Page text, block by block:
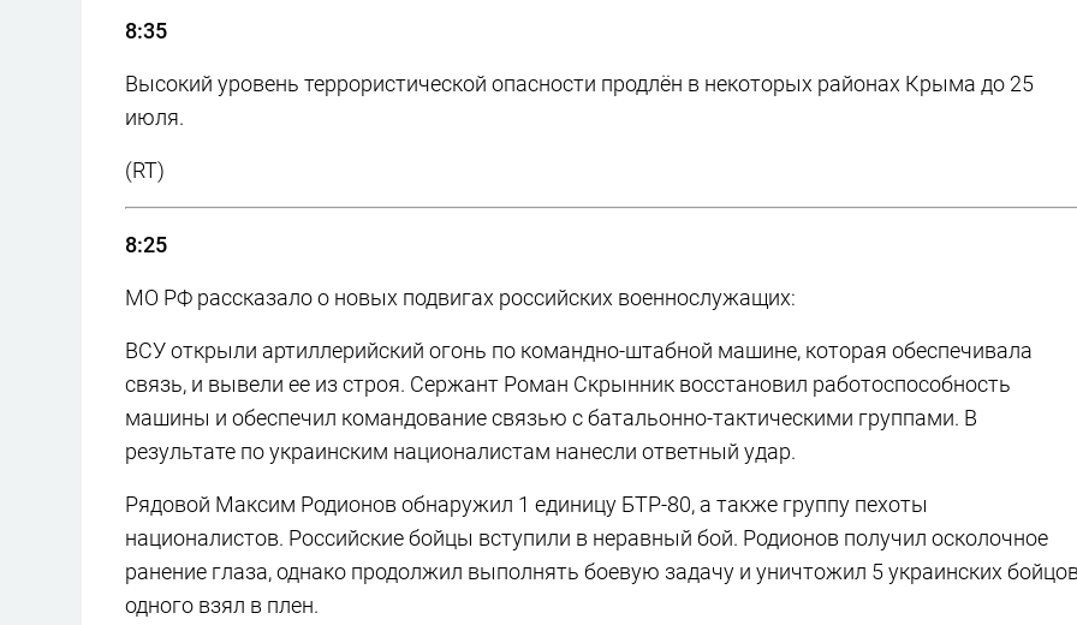
8:35
Высокий уровень террористической опасности продлён в некоторых районах Крыма до 25
июля.
(RT)
8:25
МО РФ рассказало о новых подвигах российских военнослужащих:
ВСУ открыли артиллерийский огонь по командно-штабной машине, которая обеспечивала
связь, и вывели ее из строя. Сержант Роман Скрынник восстановил работоспособность
машины и обеспечил командование связью с батальонно-тактическими группами. В
результате по украинским националистам нанесли ответный удар.
Рядовой Максим Родионов обнаружил 1 единицу БТР-80, а также группу пехоты
националистов. Российские бойцы вступили в неравный бой. Родионов получил осколочное
ранение глаза, однако продолжил выполнять боевую задачу и уничтожил 5 украинских
одного взял в плен.